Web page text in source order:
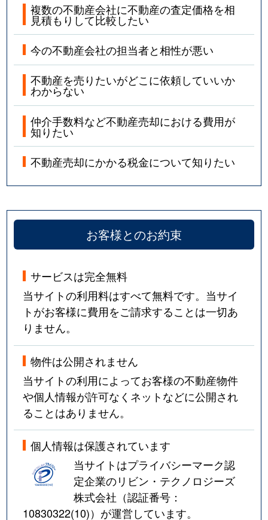
複数の不動産会社に不動産の査定価格を相
見積もりして比較したい
今の不動産会社の担当者と相性が悪い
不動産を売りたいがどこに依頼していいか
わからない
仲介手数料など不動産売却における費用が
知りたい
不動産売却にかかる税金について知りたい
お客様とのお約束
サービスは完全無料
当サイトの利用料はすべて無料です。当サイ
トがお客様に費用をご請求することは一切あ
りません。
物件は公開されません
当サイトの利用によってお客様の不動産物件
や個人情報が許可なくネットなどに公開され
ることはありません。
個人情報は保護されています
当サイトはプライバシーマーク認
定企業のリビン・テクノロジーズ
株式会社（認証番号：
10830322(10)）が運営しています。